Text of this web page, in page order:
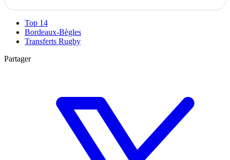
Top 14
Bordeaux-Bègles
Transferts Rugby
Partager